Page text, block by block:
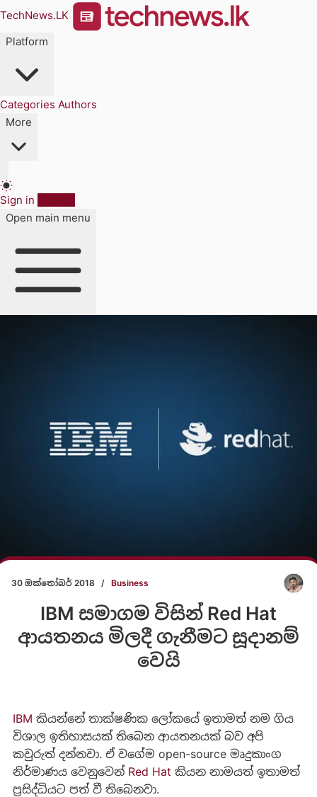
TechNews.LK
Platform
Categories Authors
More
Sign in
Open main menu
30 ඔක්තෝබර් 2018 / Business
IBM සමාගම විසින් Red Hat
ආයතනය මිලදී ගැනීමට සූදානම්
වෙයි
IBM කියන්නේ තාක්ෂණික ලෝකයේ ඉතාමත් නම ගිය
විශාල ඉතිහාසයක් තිබෙන ආයතනයක් බව අපි
කවුරුත් දන්නවා. ඒ වගේම open-source මෘදුකාංග
නිර්මාණය වෙනුවෙන් Red Hat කියන නාමයත් ඉතාමත්
ප්‍රසිද්ධියට පත් වී තිබෙනවා.